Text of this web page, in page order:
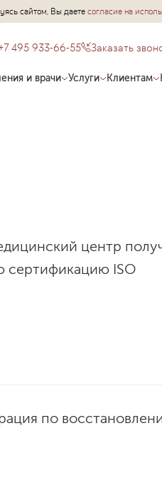
сайтом, Вы даетесогласие на
495 933-66-55 Заказать
и врачи Услуги Клиентам
центр
сертификацию ISO
по